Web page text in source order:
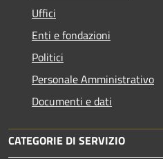
Uffici
Enti e fondazioni
Politici
Personale Amministrativo
Documenti e dati
CATEGORIE DI SERVIZIO